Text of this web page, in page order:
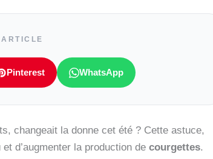
Pinterest WhatsApp
changeait la donne cet été ? Cette astuce,
d’augmenter la production de courgettes.